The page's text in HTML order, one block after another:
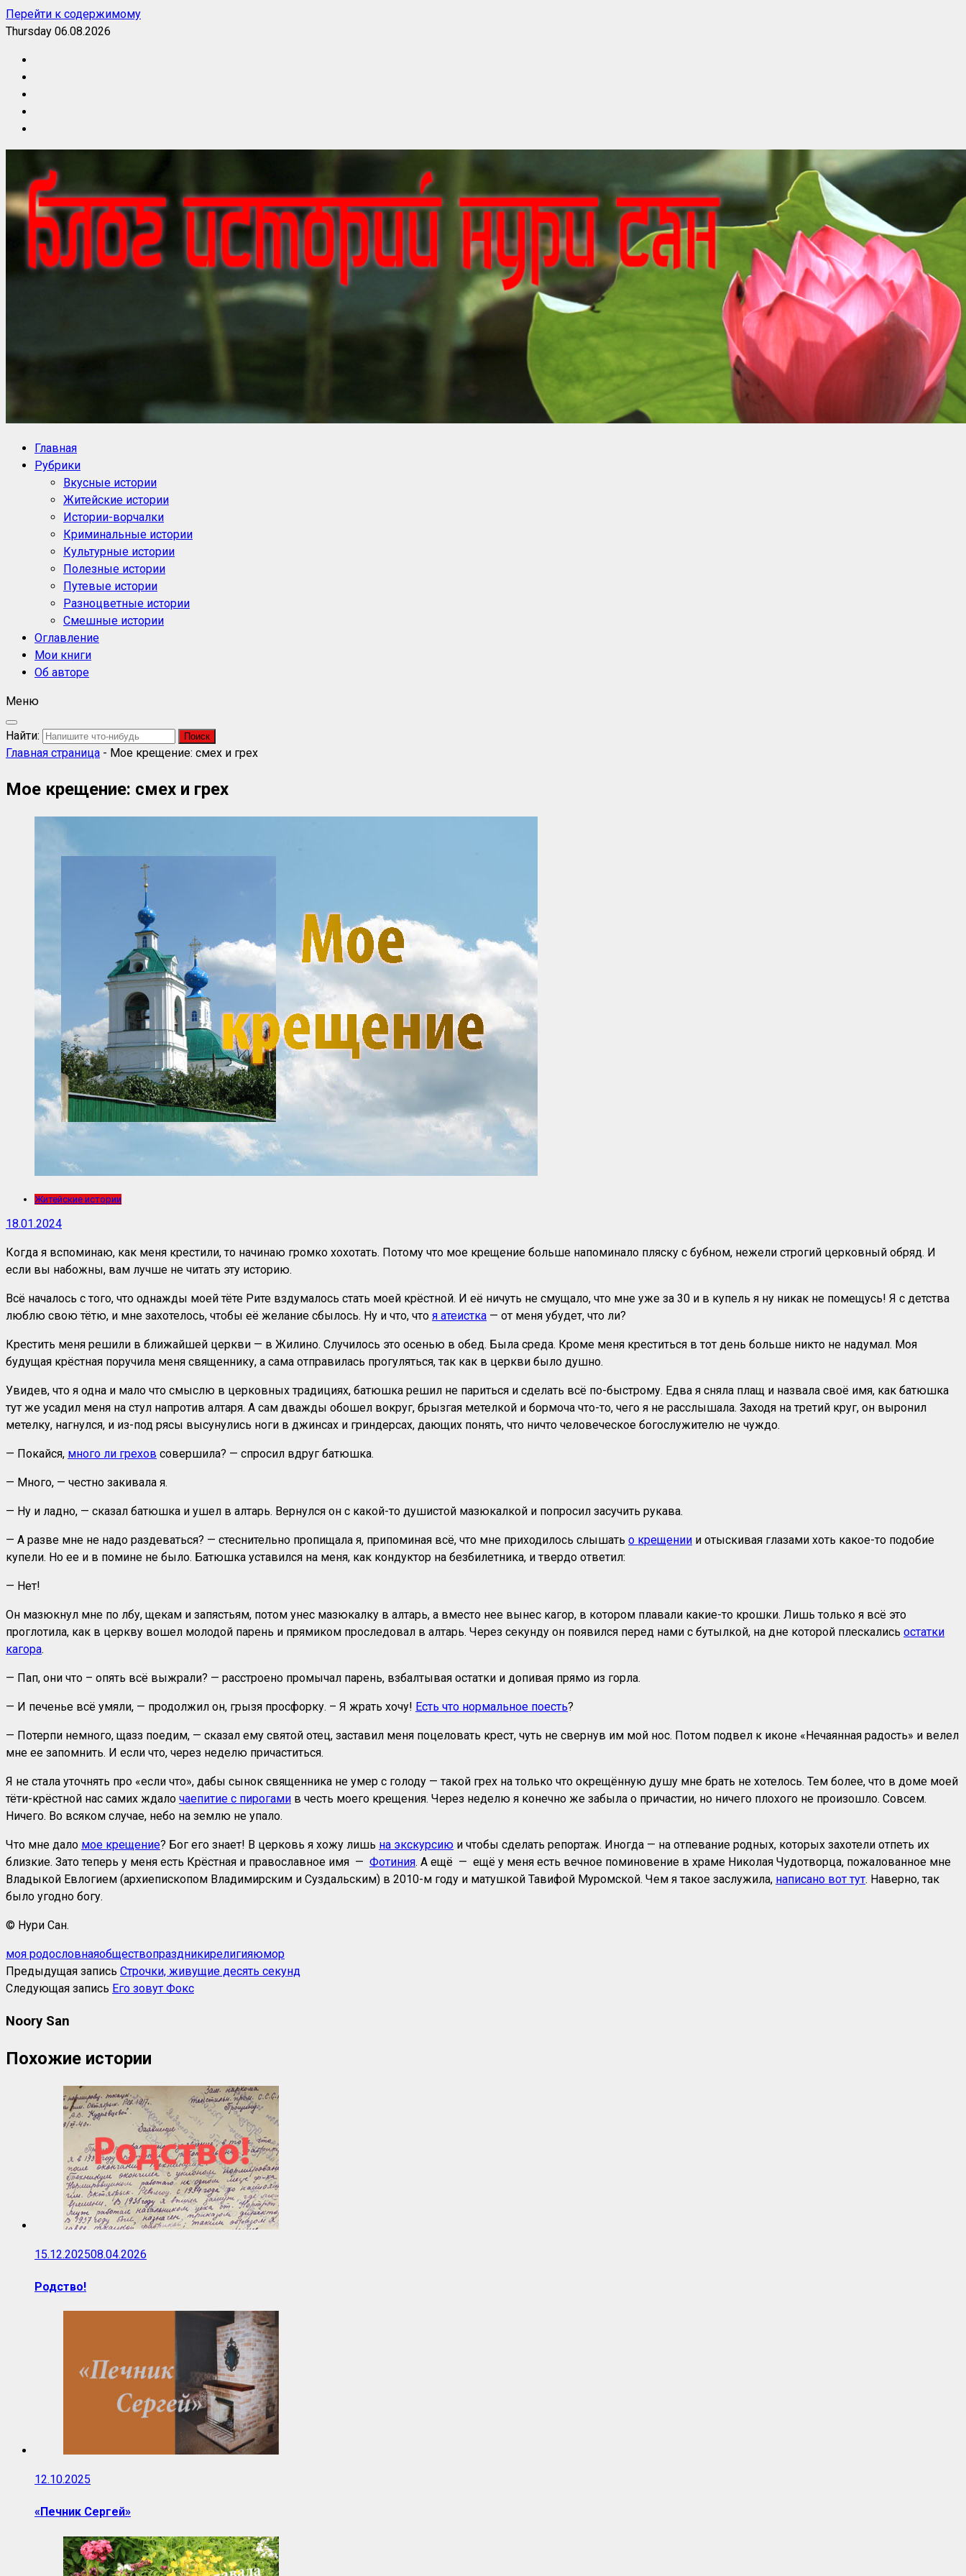
Перейти к содержимому
Thursday 06.08.2026
Блог историй NoorySan
Главная
Рубрики
Вкусные истории
Житейские истории
Истории-ворчалки
Криминальные истории
Культурные истории
Полезные истории
Путевые истории
Разноцветные истории
Смешные истории
Оглавление
Мои книги
Об авторе
Меню
Найти:
Главная страница - Мое крещение: смех и грех
Мое крещение: смех и грех
Житейские истории
18.01.2024
Когда я вспоминаю, как меня крестили, то начинаю громко хохотать. Потому что мое крещение больше напоминало пляску с бубном, нежели строгий церковный обряд. И
если вы набожны, вам лучше не читать эту историю.
Всё началось с того, что однажды моей тёте Рите вздумалось стать моей крёстной. И её ничуть не смущало, что мне уже за 30 и в купель я ну никак не помещусь! Я с детства
люблю свою тётю, и мне захотелось, чтобы её желание сбылось. Ну и что, что я атеистка — от меня убудет, что ли?
Крестить меня решили в ближайшей церкви — в Жилино. Случилось это осенью в обед. Была среда. Кроме меня креститься в тот день больше никто не надумал. Моя
будущая крёстная поручила меня священнику, а сама отправилась прогуляться, так как в церкви было душно.
Увидев, что я одна и мало что смыслю в церковных традициях, батюшка решил не париться и сделать всё по-быстрому. Едва я сняла плащ и назвала своё имя, как батюшка
тут же усадил меня на стул напротив алтаря. А сам дважды обошел вокруг, брызгая метелкой и бормоча что-то, чего я не расслышала. Заходя на третий круг, он выронил
метелку, нагнулся, и из-под рясы высунулись ноги в джинсах и гриндерсах, дающих понять, что ничто человеческое богослужителю не чуждо.
— Покайся, много ли грехов совершила? — спросил вдруг батюшка.
— Много, — честно закивала я.
— Ну и ладно, — сказал батюшка и ушел в алтарь. Вернулся он с какой-то душистой мазюкалкой и попросил засучить рукава.
— А разве мне не надо раздеваться? — стеснительно пропищала я, припоминая всё, что мне приходилось слышать о крещении и отыскивая глазами хоть какое-то подобие
купели. Но ее и в помине не было. Батюшка уставился на меня, как кондуктор на безбилетника, и твердо ответил:
— Нет!
Он мазюкнул мне по лбу, щекам и запястьям, потом унес мазюкалку в алтарь, а вместо нее вынес кагор, в котором плавали какие-то крошки. Лишь только я всё это
проглотила, как в церкву вошел молодой парень и прямиком проследовал в алтарь. Через секунду он появился перед нами с бутылкой, на дне которой плескались остатки
кагора.
— Пап, они что – опять всё выжрали? — расстроено промычал парень, взбалтывая остатки и допивая прямо из горла.
— И печенье всё умяли, — продолжил он, грызя просфорку. – Я жрать хочу! Есть что нормальное поесть?
— Потерпи немного, щазз поедим, — сказал ему святой отец, заставил меня поцеловать крест, чуть не свернув им мой нос. Потом подвел к иконе «Нечаянная радость» и велел
мне ее запомнить. И если что, через неделю причаститься.
Я не стала уточнять про «если что», дабы сынок священника не умер с голоду — такой грех на только что окрещённую душу мне брать не хотелось. Тем более, что в доме моей
тёти-крёстной нас самих ждало чаепитие с пирогами в честь моего крещения. Через неделю я конечно же забыла о причастии, но ничего плохого не произошло. Совсем.
Ничего. Во всяком случае, небо на землю не упало.
Что мне дало мое крещение? Бог его знает! В церковь я хожу лишь на экскурсию и чтобы сделать репортаж. Иногда — на отпевание родных, которых захотели отпеть их
близкие. Зато теперь у меня есть Крёстная и православное имя — Фотиния. А ещё — ещё у меня есть вечное поминовение в храме Николая Чудотворца, пожалованное мне
Владыкой Евлогием (архиепископом Владимирским и Суздальским) в 2010-м году и матушкой Тавифой Муромской. Чем я такое заслужила, написано вот тут. Наверно, так
было угодно богу.
© Нури Сан.
моя родословнаяобществопраздникирелигияюмор
Предыдущая запись Строчки, живущие десять секунд
Следующая запись Его зовут Фокс
Noory San
Похожие истории
15.12.202508.04.2026
Родство!
12.10.2025
«Печник Сергей»